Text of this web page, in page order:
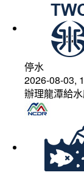
停水
2026-08-03,
辦理龍潭給